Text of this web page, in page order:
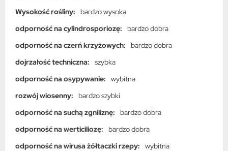
Wysokość rośliny:
bardzo wysoka
odporność na cylindrosporiozę:
bardzo dobra
odporność na czerń krzyżowych:
bardzo dobra
dojrzałość techniczna:
szybka
odporność na osypywanie:
wybitna
rozwój wiosenny:
bardzo szybki
odporność na suchą zgniliznę:
bardzo dobra
odporność na werticiliozę:
bardzo dobra
odporność na wirusa żółtaczki rzepy:
wybitna